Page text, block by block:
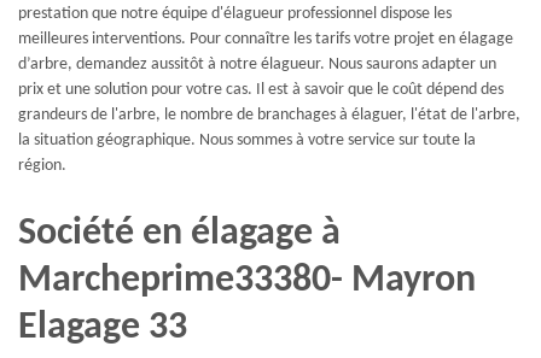
prestation que notre équipe d'élagueur professionnel dispose les
meilleures interventions. Pour connaître les tarifs votre projet en élagage
d’arbre, demandez aussitôt à notre élagueur. Nous saurons adapter un
prix et une solution pour votre cas. Il est à savoir que le coût dépend des
grandeurs de l'arbre, le nombre de branchages à élaguer, l'état de l'arbre,
la situation géographique. Nous sommes à votre service sur toute la
région.
Société en élagage à
Marcheprime33380- Mayron
Elagage 33